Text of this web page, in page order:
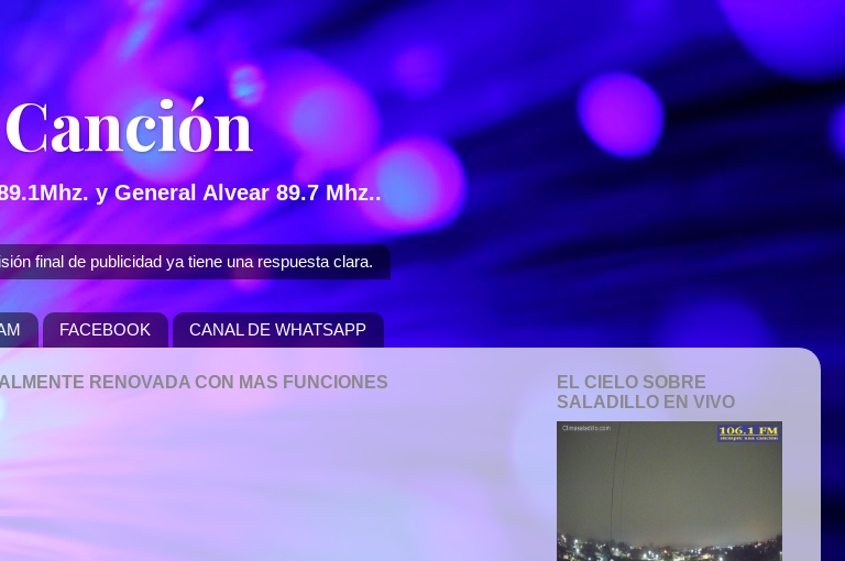
y General Alvear 89.7 Mhz..
final de publicidad ya tiene una respuesta clara.
FACEBOOK CANAL DE WHATSAPP
RENOVADA CON MAS FUNCIONES
EL CIELO SOBRE
SALADILLO EN VIVO